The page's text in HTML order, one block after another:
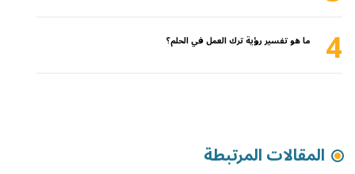
4 ما هو تفسير رؤية ترك العمل في الحلم؟
المقالات المرتبطة